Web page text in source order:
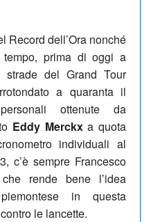
Record dell’Ora nonché
prima di oggi a
strade del Grand Tour
a quaranta il
ottenute da
Eddy Merckxa quota
individuali al
c’è sempre Francesco
rende bene l’idea
in questa
le lancette.